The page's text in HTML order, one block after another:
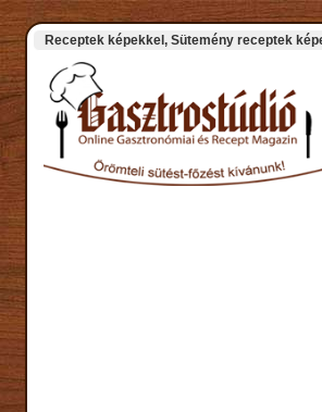
Receptek képekkel, Sütemény receptek